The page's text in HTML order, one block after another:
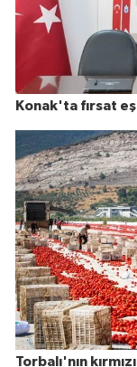
Konak'ta fırsat
Torbalı'nın